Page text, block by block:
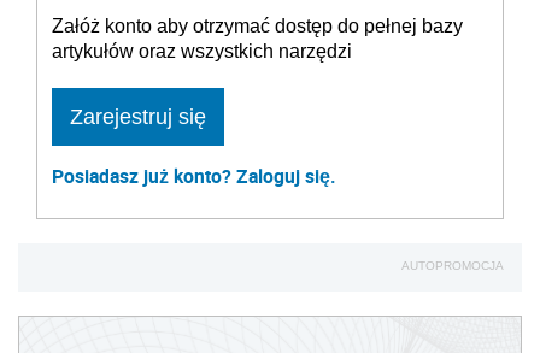
Załóż konto aby otrzymać dostęp do pełnej bazy
artykułów oraz wszystkich narzędzi
Zarejestruj się
Posiadasz już konto? Zaloguj się.
AUTOPROMOCJA